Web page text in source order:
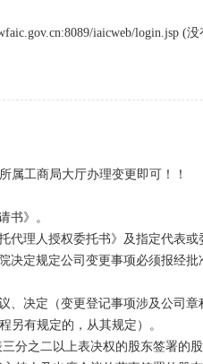
iaicweb/login.jsp (
属工商局大厅办理变更即可！！
另有规定的，从其规定）。
分之二以上表决权的股东签署的股